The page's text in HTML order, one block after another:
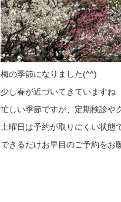
梅の季節になりました(^^)
少し春が近づいてきていますね
忙しい季節ですが、定期検診や
土曜日は予約が取りにくい状態
できるだけお早目のご予約をお